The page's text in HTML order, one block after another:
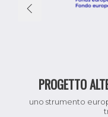
PROGETTO
uno strumento